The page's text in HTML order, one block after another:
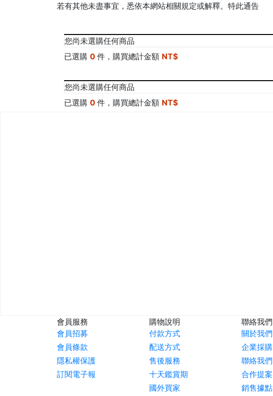
若有其他未盡事宜，悉依本網站相關規定或解釋。特此通告
您尚未選購任何商品
已選購 0 件，購買總計金額 NT$
您尚未選購任何商品
已選購 0 件，購買總計金額 NT$
會員服務
會員招募
會員條款
隱私權保護
訂閱電子報
購物說明
付款方式
配送方式
售後服務
十天鑑賞期
國外買家
聯絡我們
關於我們
企業採購
聯絡我們
合作提案
銷售據點